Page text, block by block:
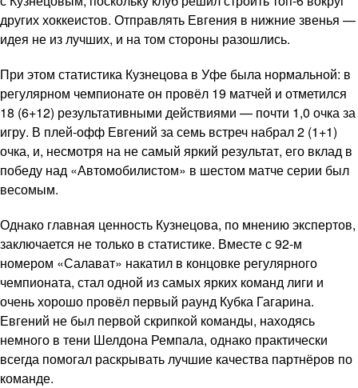
других хоккеистов. Отправлять Евгения в нижние звенья —
идея не из лучших, и на том стороны разошлись.
При этом статистика Кузнецова в Уфе была нормальной: в
регулярном чемпионате он провёл 19 матчей и отметился
18 (6+12) результативными действиями — почти 1,0 очка за
игру. В плей-офф Евгений за семь встреч набрал 2 (1+1)
очка, и, несмотря на не самый яркий результат, его вклад в
победу над «Автомобилистом» в шестом матче серии был
весомым.
Однако главная ценность Кузнецова, по мнению экспертов,
заключается не только в статистике. Вместе с 92-м
номером «Салават» накатил в концовке регулярного
чемпионата, стал одной из самых ярких команд лиги и
очень хорошо провёл первый раунд Кубка Гагарина.
Евгений не был первой скрипкой команды, находясь
немного в тени Шелдона Ремпала, однако практически
всегда помогал раскрывать лучшие качества партнёров по
команде.